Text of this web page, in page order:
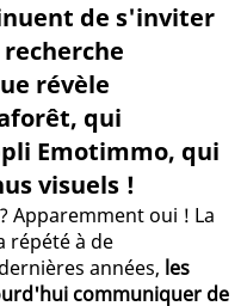
de s'inviter
révèle
qui
Emotimmo, qui
visuels !
Apparemment oui ! La
répété à de
années, les
communiquer de